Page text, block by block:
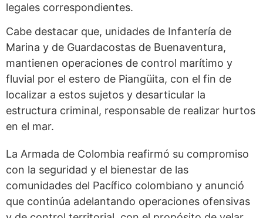
legales correspondientes.
Cabe destacar que, unidades de Infantería de
Marina y de Guardacostas de Buenaventura,
mantienen operaciones de control marítimo y
fluvial por el estero de Piangüita, con el fin de
localizar a estos sujetos y desarticular la
estructura criminal, responsable de realizar hurtos
en el mar.
La Armada de Colombia reafirmó su compromiso
con la seguridad y el bienestar de las
comunidades del Pacífico colombiano y anunció
que continúa adelantando operaciones ofensivas